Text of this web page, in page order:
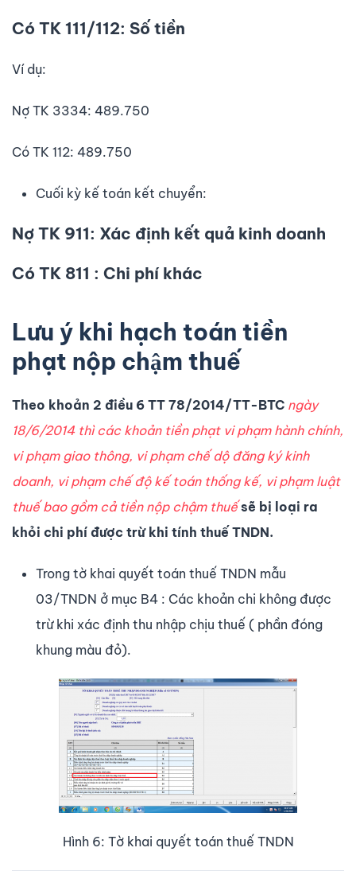
Có TK 111/112: Số tiền
Ví dụ:
Nợ TK 3334: 489.750
Có TK 112: 489.750
Cuối kỳ kế toán kết chuyển:
Nợ TK 911: Xác định kết quả kinh doanh
Có TK 811 : Chi phí khác
Lưu ý khi hạch toán tiền
phạt nộp chậm thuế
Theo khoản 2 điều 6 TT 78/2014/TT-BTC ngày
18/6/2014 thì các khoản tiền phạt vi phạm hành chính,
vi phạm giao thông, vi phạm chế dộ đăng ký kinh
doanh, vi phạm chế độ kế toán thống kế, vi phạm luật
thuế bao gồm cả tiền nộp chậm thuế sẽ bị loại ra
khỏi chi phí được trừ khi tính thuế TNDN.
Trong tờ khai quyết toán thuế TNDN mẫu
03/TNDN ở mục B4 : Các khoản chi không được
trừ khi xác định thu nhập chịu thuế ( phần đóng
khung màu đỏ).
Hình 6: Tờ khai quyết toán thuế TNDN